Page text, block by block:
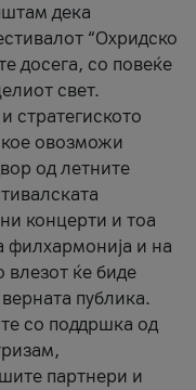
дека
“Охридско
досега, со повеќе
свет.
стратегиското
кое овозможи
од летните
концерти и тоа
филхармонија и на
ќе биде
публика.
со поддршка од
партнери и